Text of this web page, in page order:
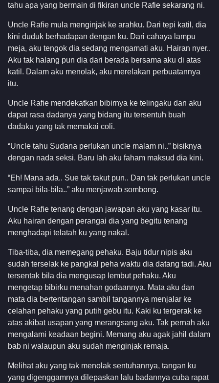
tahu apa yang bermain di fikiran uncle Rafie sekarang ni.
Uncle Rafie mula menginjak ke arahku. Dari tepi katil, dia
kini duduk berhadapan dengan ku. Dari cahaya lampu
meja, aku tengok dia sedang mengamati aku. Hairan nyer..
Aku tak halang pun dia dari berada bersama aku di atas
katil. Dalam aku menolak, aku merelakan perbuatannya
itu.
Uncle Rafie mendekatkan bibirnya ke telingaku dan aku
dapat rasa dadanya yang bidang itu tersentuh buah
dadaku yang tak memakai coli.
“Uncle tahu Sudana perlukan uncle malam ni..” bisiknya
dengan nada seksi. Baru lah aku faham maksud dia kini.
“Eh! Mana ada.. Sue tak takut pun.. Dan tak perlukan uncle
sampai bila-bila..” aku menjawab sombong.
Uncle Rafie tenang dengan jawapan aku yang kasar itu.
Aku hairan dengan perangai dia yang begitu tenang
menghadapi telatah ku yang nakal.
Tiba-tiba, dia memegang pehaku. Baju tidur nipis aku
sudah terselak ke pangkal peha waktu dia datang tadi. Aku
tersentak bila dia mengusap lembut pehaku. Aku
mengetap bibirku menahan godaannya. Mata aku dan
mata dia bertentangan sambil tangannya menjalar ke
celahan pehaku yang putih gebu itu. Kaki ku tergerak ke
atas akibat usapan yang merangsang aku. Tak pernah aku
mengalami keadaan begini. Memang aku agak jahil dalam
bab ni walaupun aku sudah menginjak remaja.
Melihat aku yang tak menolak sentuhannya, tangan ku
yang digenggamnya dilepaskan lalu badannya cuba rapat